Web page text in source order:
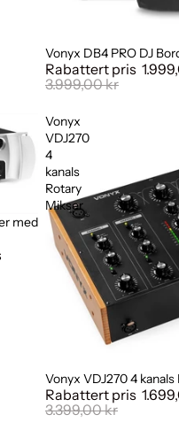
Salg
Vonyx DB4 PRO DJ
Rabattert pris
3.999,00 kr
med
Vonyx
VDJ270
4
kanals
Rotary
Mikser
Salg
Vonyx VDJ270 4
Rabattert pris
3.399,00 kr